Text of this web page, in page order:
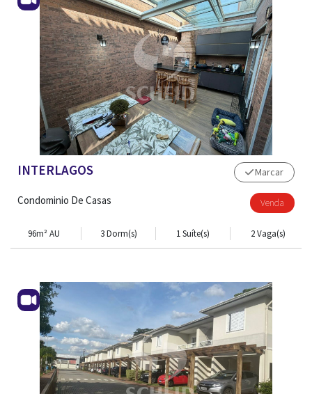
INTERLAGOS
Condominio De Casas
Marcar
Venda
96m² AU 3 Dorm(s) 1 Suíte(s) 2 Vaga(s)